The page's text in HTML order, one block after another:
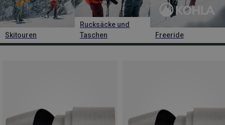
Skitouren
Rucksäcke und
Taschen
Freeride